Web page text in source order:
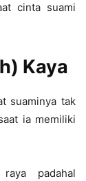
cinta suami
Kaya
suaminya tak
ia memiliki
padahal